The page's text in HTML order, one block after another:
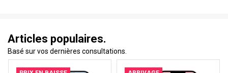
Articles populaires.
Basé sur vos dernières consultations.